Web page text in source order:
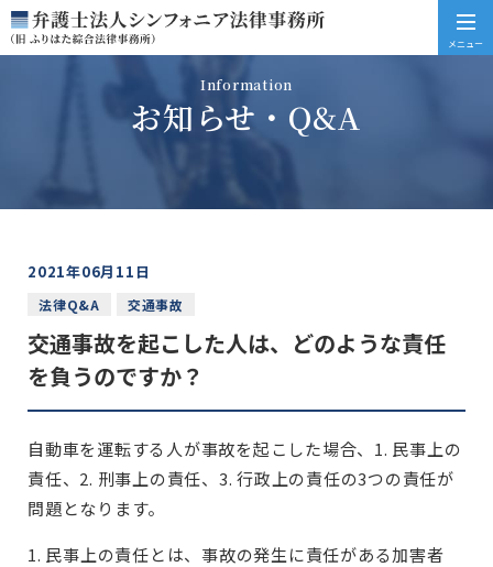
メニュー
Information
お知らせ・Q&A
2021年06月11日
法律Q&A 交通事故
交通事故を起こした人は、どのような責任
を負うのですか？
自動車を運転する人が事故を起こした場合、1. 民事上の
責任、2. 刑事上の責任、3. 行政上の責任の3つの責任が
問題となります。
1. 民事上の責任とは、事故の発生に責任がある加害者